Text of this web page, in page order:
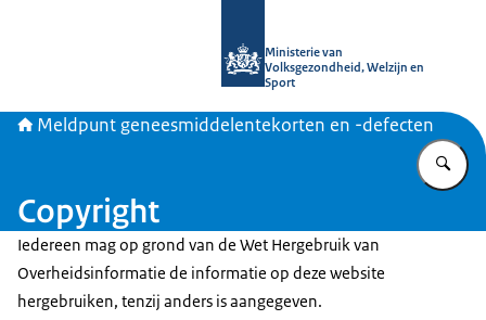
Ministerie van
Volksgezondheid, Welzijn en
Sport
Meldpunt geneesmiddelentekorten en -defecten
Copyright
Iedereen mag op grond van de Wet Hergebruik van
Overheidsinformatie de informatie op deze website
hergebruiken, tenzij anders is aangegeven.